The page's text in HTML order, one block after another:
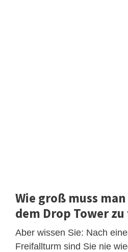
Wie groß muss
dem Drop Tower
Aber wissen Sie: Nach
Freifallturm sind Sie nie